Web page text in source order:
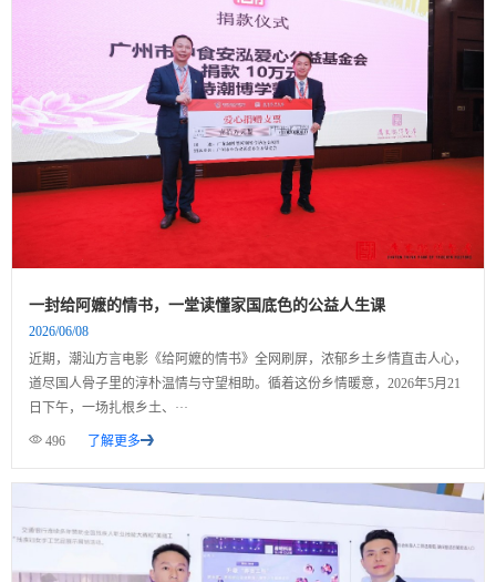
一封给阿嬷的情书，一堂读懂家国底色的公益人生课
2026/06/08
近期，潮汕方言电影《给阿嬷的情书》全网刷屏，浓郁乡土乡情直击人心，
道尽国人骨子里的淳朴温情与守望相助。循着这份乡情暖意，2026年5月21
日下午，一场扎根乡土、···
496 了解更多